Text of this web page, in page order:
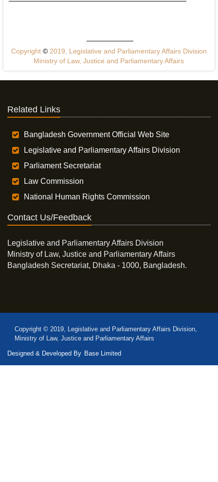
Copyright ©2019, Legislative and Parliamentary Affairs Division
Ministry of Law, Justice and Parliamentary Affairs
Related Links
Bangladesh Government Official Web Site
Legislative and Parliamentary Affairs Division
Parliament Secretariat
Law Commission
National Human Rights Commission
Contact Us/Feedback
Legislative and Parliamentary Affairs Division
Ministry of Law, Justice and Parliamentary Affairs
Bangladesh Secretariat, Dhaka - 1000, Bangladesh.
Copyright © 2019, Legislative and Parliamentary Affairs Division,
Ministry of Law, Justice and Parliamentary Affairs
Designed & Developed By Base Limited